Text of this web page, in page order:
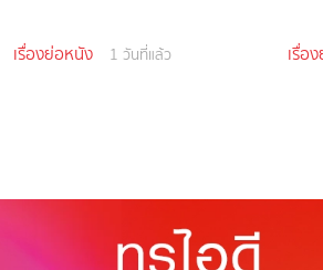
เรื่องย่อหนัง 1 วันที่แล้ว เรื่อ